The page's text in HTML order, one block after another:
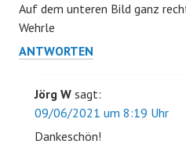
Auf dem unteren Bild ganz
Wehrle
ANTWORTEN
Jörg W sagt:
09/06/2021 um 8:19 Uhr
Dankeschön!